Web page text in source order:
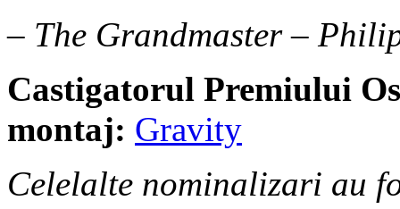
– The Grandmaster –
Castigatorul Premiului
montaj: Gravity
Celelalte nominalizari au